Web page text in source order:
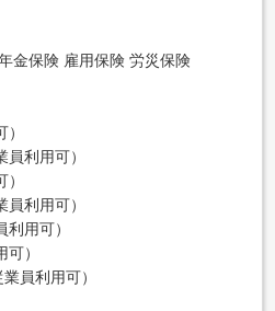
金保険 雇用保険 労災保険
利用可）
利用可）
用可）
）
員利用可）